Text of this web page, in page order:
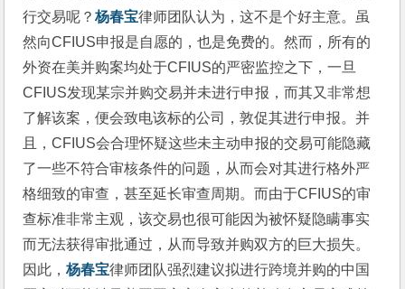
行交易呢？杨春宝律师团队认为，这不是个好主意。虽
然向CFIUS申报是自愿的，也是免费的。然而，所有的
外资在美并购案均处于CFIUS的严密监控之下，一旦
CFIUS发现某宗并购交易并未进行申报，而其又非常想
了解该案，便会致电该标的公司，敦促其进行申报。并
且，CFIUS会合理怀疑这些未主动申报的交易可能隐藏
了一些不符合审核条件的问题，从而会对其进行格外严
格细致的审查，甚至延长审查周期。而由于CFIUS的审
查标准非常主观，该交易也很可能因为被怀疑隐瞒事实
而无法获得审批通过，从而导致并购双方的巨大损失。
因此，杨春宝律师团队强烈建议拟进行跨境并购的中国